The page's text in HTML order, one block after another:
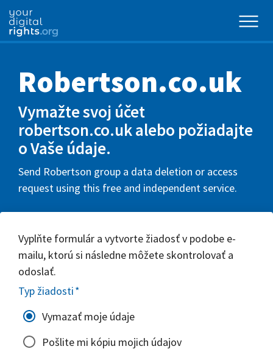
Robertson.co.uk
Vymažte svoj účet
robertson.co.uk alebo požiadajte
o Vaše údaje.
Send Robertson group a data deletion or access
request using this free and independent service.
Vyplňte formulár a vytvorte žiadosť v podobe e-
mailu, ktorú si následne môžete skontrolovať a
odoslať.
Typ žiadosti*
Vymazať moje údaje
Pošlite mi kópiu mojich údajov